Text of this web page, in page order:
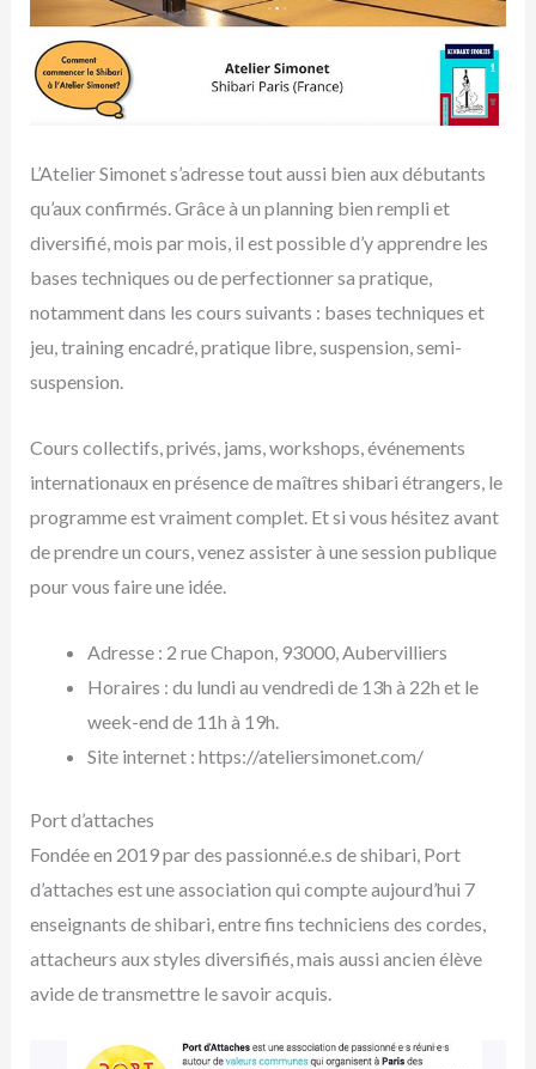
L’Atelier Simonet s’adresse tout aussi bien aux débutants
qu’aux confirmés. Grâce à un planning bien rempli et
diversifié, mois par mois, il est possible d’y apprendre les
bases techniques ou de perfectionner sa pratique,
notamment dans les cours suivants : bases techniques et
jeu, training encadré, pratique libre, suspension, semi-
suspension.
Cours collectifs, privés, jams, workshops, événements
internationaux en présence de maîtres shibari étrangers, le
programme est vraiment complet. Et si vous hésitez avant
de prendre un cours, venez assister à une session publique
pour vous faire une idée.
Adresse : 2 rue Chapon, 93000, Aubervilliers
Horaires : du lundi au vendredi de 13h à 22h et le
week-end de 11h à 19h.
Site internet : https://ateliersimonet.com/
Port d’attaches
Fondée en 2019 par des passionné.e.s de shibari, Port
d’attaches est une association qui compte aujourd’hui 7
enseignants de shibari, entre fins techniciens des cordes,
attacheurs aux styles diversifiés, mais aussi ancien élève
avide de transmettre le savoir acquis.